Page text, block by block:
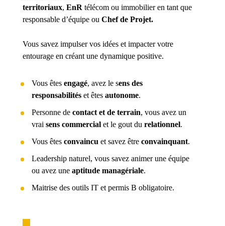
territoriaux, EnR télécom ou immobilier en tant que
responsable d’équipe ou Chef de Projet.
Vous savez impulser vos idées et impacter votre
entourage en créant une dynamique positive.
Vous êtes engagé, avez le sens des
responsabilitéset êtes autonome.
Personne de contact et de terrain, vous avez un
vrai sens commercial et le gout du relationnel.
Vous êtes convaincu et savez être convainquant.
Leadership naturel, vous savez animer une équipe
ou avez une aptitude managériale.
Maitrise des outils IT et permis B obligatoire.